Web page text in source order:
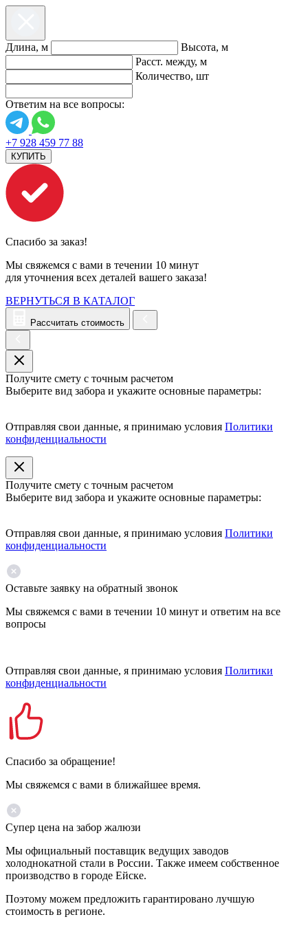
Длина, м
Высота, м
Расст. между, м
Количество, шт
Ответим на все вопросы:
+7 928 459 77 88
КУПИТЬ
Спасибо за заказ!
Мы свяжемся с вами в течении 10 минут
для уточнения всех деталей вашего заказа!
ВЕРНУТЬСЯ В КАТАЛОГ
Рассчитать стоимость
Получите смету с точным расчетом
Выберите вид забора и укажите основные параметры:
Отправляя свои данные, я принимаю условия Политики
конфиденциальности
Получите смету с точным расчетом
Выберите вид забора и укажите основные параметры:
Отправляя свои данные, я принимаю условия Политики
конфиденциальности
Оставьте заявку на обратный звонок
Мы свяжемся с вами в течении 10 минут и ответим на все
вопросы
Отправляя свои данные, я принимаю условия Политики
конфиденциальности
Спасибо за обращение!
Мы свяжемся с вами в ближайшее время.
Супер цена на забор жалюзи
Мы официальный поставщик ведущих заводов
холоднокатной стали в России. Также имеем собственное
производство в городе Ейске.
Поэтому можем предложить гарантировано лучшую
стоимость в регионе.